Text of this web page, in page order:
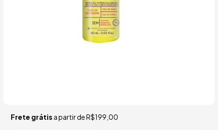
Frete grátis a partir deR$199,00